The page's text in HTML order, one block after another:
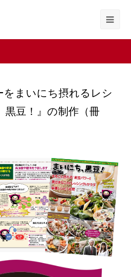
をまいにち摂れるレシ
黒豆！』の制作（冊